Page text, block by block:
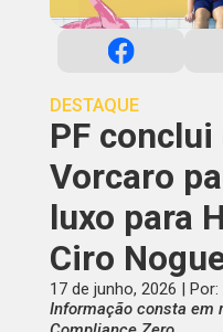
DESTAQUE
PF
Vorcaro
luxo para
Ciro
17 de junho, 2026 | Por:
Informação consta em